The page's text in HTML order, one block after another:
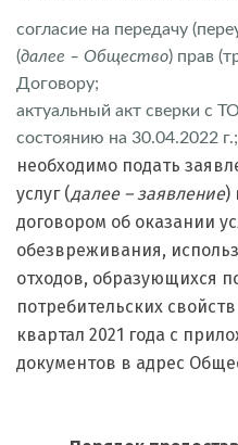
согласие на передачу
(далее – Общество) прав
Договору;
актуальный акт сверки с
состоянию на 30.04.2022 г.;
необходимо подать
услуг (далее – заявление)
договором об оказании
обезвреживания,
отходов, образующихся
потребительских
квартал 2021 года с
документов в адрес